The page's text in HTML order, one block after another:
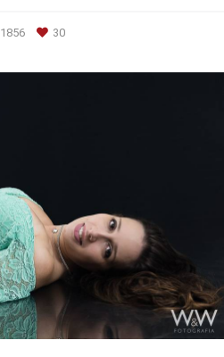
1856 30